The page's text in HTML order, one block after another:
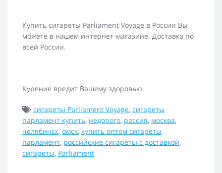
Купить сигареты Parliament Voyage в России Вы
можете в нашем интернет-магазине. Доставка по
всей России.
Курение вредит Вашему здоровью.
сигареты Parliament Voyage, сигареты
парламент купить, недорого, россия, москва,
челябинск, омск, купить оптом сигареты
парламент, российские сигареты с доставкой,
сигареты, Parliament